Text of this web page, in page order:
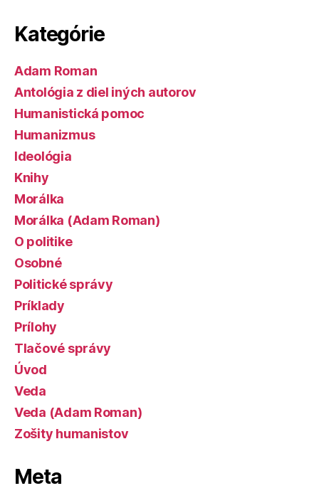
Kategórie
Adam Roman
Antológia z diel iných autorov
Humanistická pomoc
Humanizmus
Ideológia
Knihy
Morálka
Morálka (Adam Roman)
O politike
Osobné
Politické správy
Príklady
Prílohy
Tlačové správy
Úvod
Veda
Veda (Adam Roman)
Zošity humanistov
Meta